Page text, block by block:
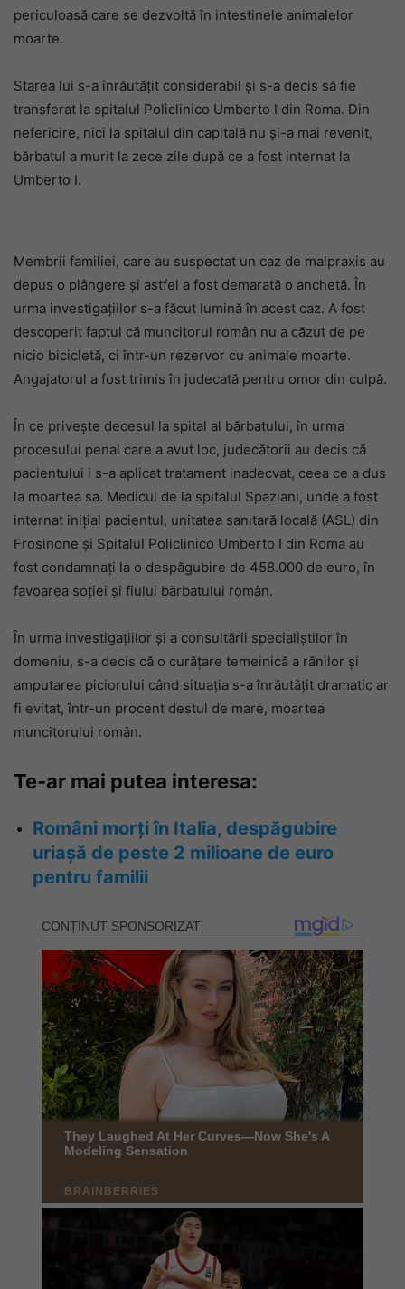
periculoasă care se dezvoltă în intestinele animalelor
moarte.
Starea lui s-a înrăutățit considerabil și s-a decis să fie
transferat la spitalul Policlinico Umberto I din Roma. Din
nefericire, nici la spitalul din capitală nu și-a mai revenit,
bărbatul a murit la zece zile după ce a fost internat la
Umberto I.
Membrii familiei, care au suspectat un caz de malpraxis au
depus o plângere și astfel a fost demarată o anchetă. În
urma investigațiilor s-a făcut lumină în acest caz. A fost
descoperit faptul că muncitorul român nu a căzut de pe
nicio bicicletă, ci într-un rezervor cu animale moarte.
Angajatorul a fost trimis în judecată pentru omor din culpă.
În ce privește decesul la spital al bărbatului, în urma
procesului penal care a avut loc, judecătorii au decis că
pacientului i s-a aplicat tratament inadecvat, ceea ce a dus
la moartea sa. Medicul de la spitalul Spaziani, unde a fost
internat inițial pacientul, unitatea sanitară locală (ASL) din
Frosinone și Spitalul Policlinico Umberto I din Roma au
fost condamnați la o despăgubire de 458.000 de euro, în
favoarea soției și fiului bărbatului român.
În urma investigațiilor și a consultării specialiștilor în
domeniu, s-a decis că o curățare temeinică a rănilor și
amputarea piciorului când situația s-a înrăutățit dramatic ar
fi evitat, într-un procent destul de mare, moartea
muncitorului român.
Te-ar mai putea interesa:
Români morți în Italia, despăgubire
uriașă de peste 2 milioane de euro
pentru familii